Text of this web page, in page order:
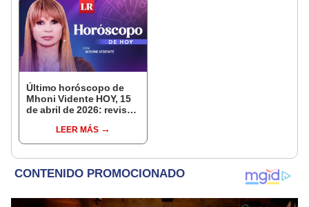
Último horóscopo de
Mhoni Vidente HOY, 15
de abril de 2026: revisa
signo y entérate si te
espera un día
LEER MÁS